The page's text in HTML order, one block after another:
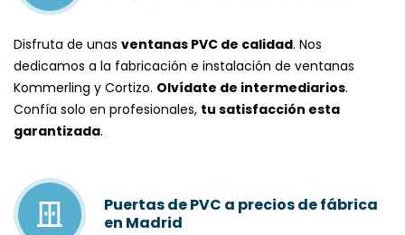
Disfruta de unas ventanas PVC de calidad. Nos
dedicamos a la fabricación e instalación de ventanas
Kommerling y Cortizo. Olvídate de intermediarios.
Confía solo en profesionales, tu satisfacción esta
garantizada.
Puertas de PVC a precios de fábrica
en Madrid